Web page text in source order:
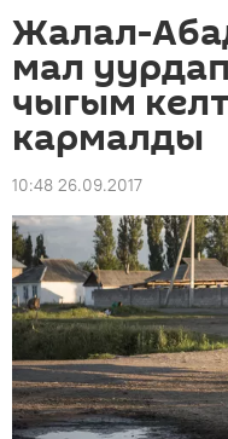
Жалал-
мал
чыгым
кармалды
10:48 26.09.2017